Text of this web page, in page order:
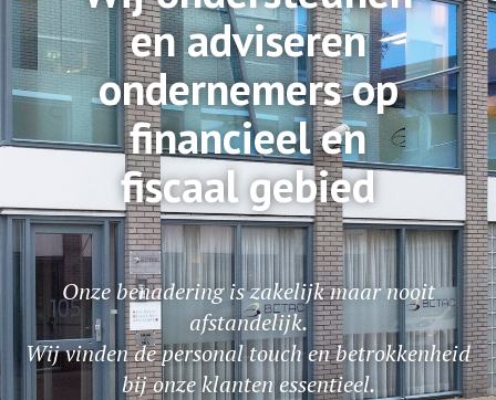
en adviseren
ondernemers op
financieel en
fiscaal gebied
Onze benadering is zakelijk maar nooit
afstandelijk.
Wij vinden de personal touch en betrokkenheid
bij onze klanten essentieel.